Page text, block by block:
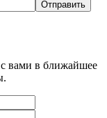
с вами в ближайшее